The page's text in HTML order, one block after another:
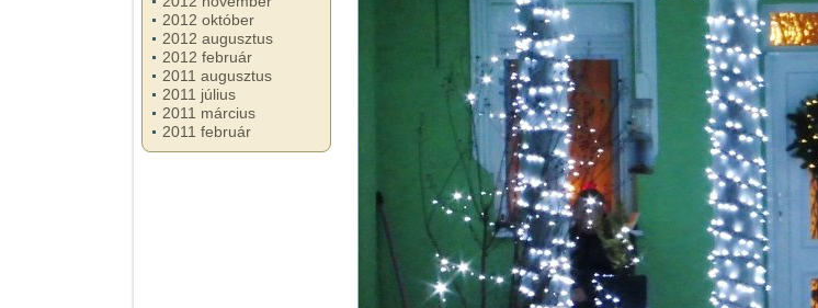
2012 október
2012 augusztus
2012 február
2011 augusztus
2011 július
2011 március
2011 február